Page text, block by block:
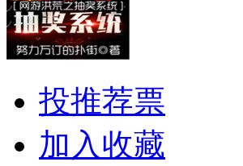
投推荐票
加入收藏